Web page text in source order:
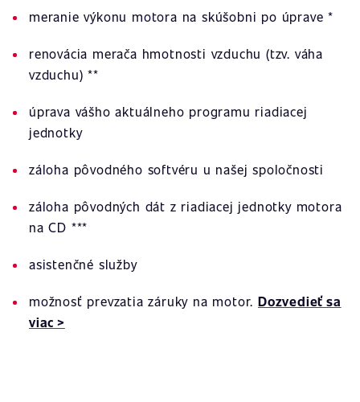
meranie výkonu motora na skúšobni po úprave *
renovácia merača hmotnosti vzduchu (tzv. váha
vzduchu) **
úprava vášho aktuálneho programu riadiacej
jednotky
záloha pôvodného softvéru u našej spoločnosti
záloha pôvodných dát z riadiacej jednotky motora
na CD ***
asistenčné služby
možnosť prevzatia záruky na motor. Dozvedieť sa
viac >